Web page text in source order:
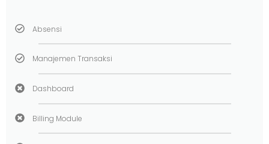
Absensi
Manajemen Transaksi
Dashboard
Billing Module